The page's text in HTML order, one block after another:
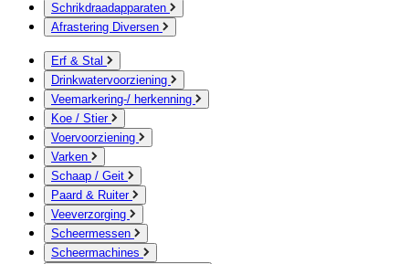
Schrikdraadapparaten
Afrastering Diversen
Erf & Stal
Drinkwatervoorziening
Veemarkering-/ herkenning
Koe / Stier
Voervoorziening
Varken
Schaap / Geit
Paard & Ruiter
Veeverzorging
Scheermessen
Scheermachines